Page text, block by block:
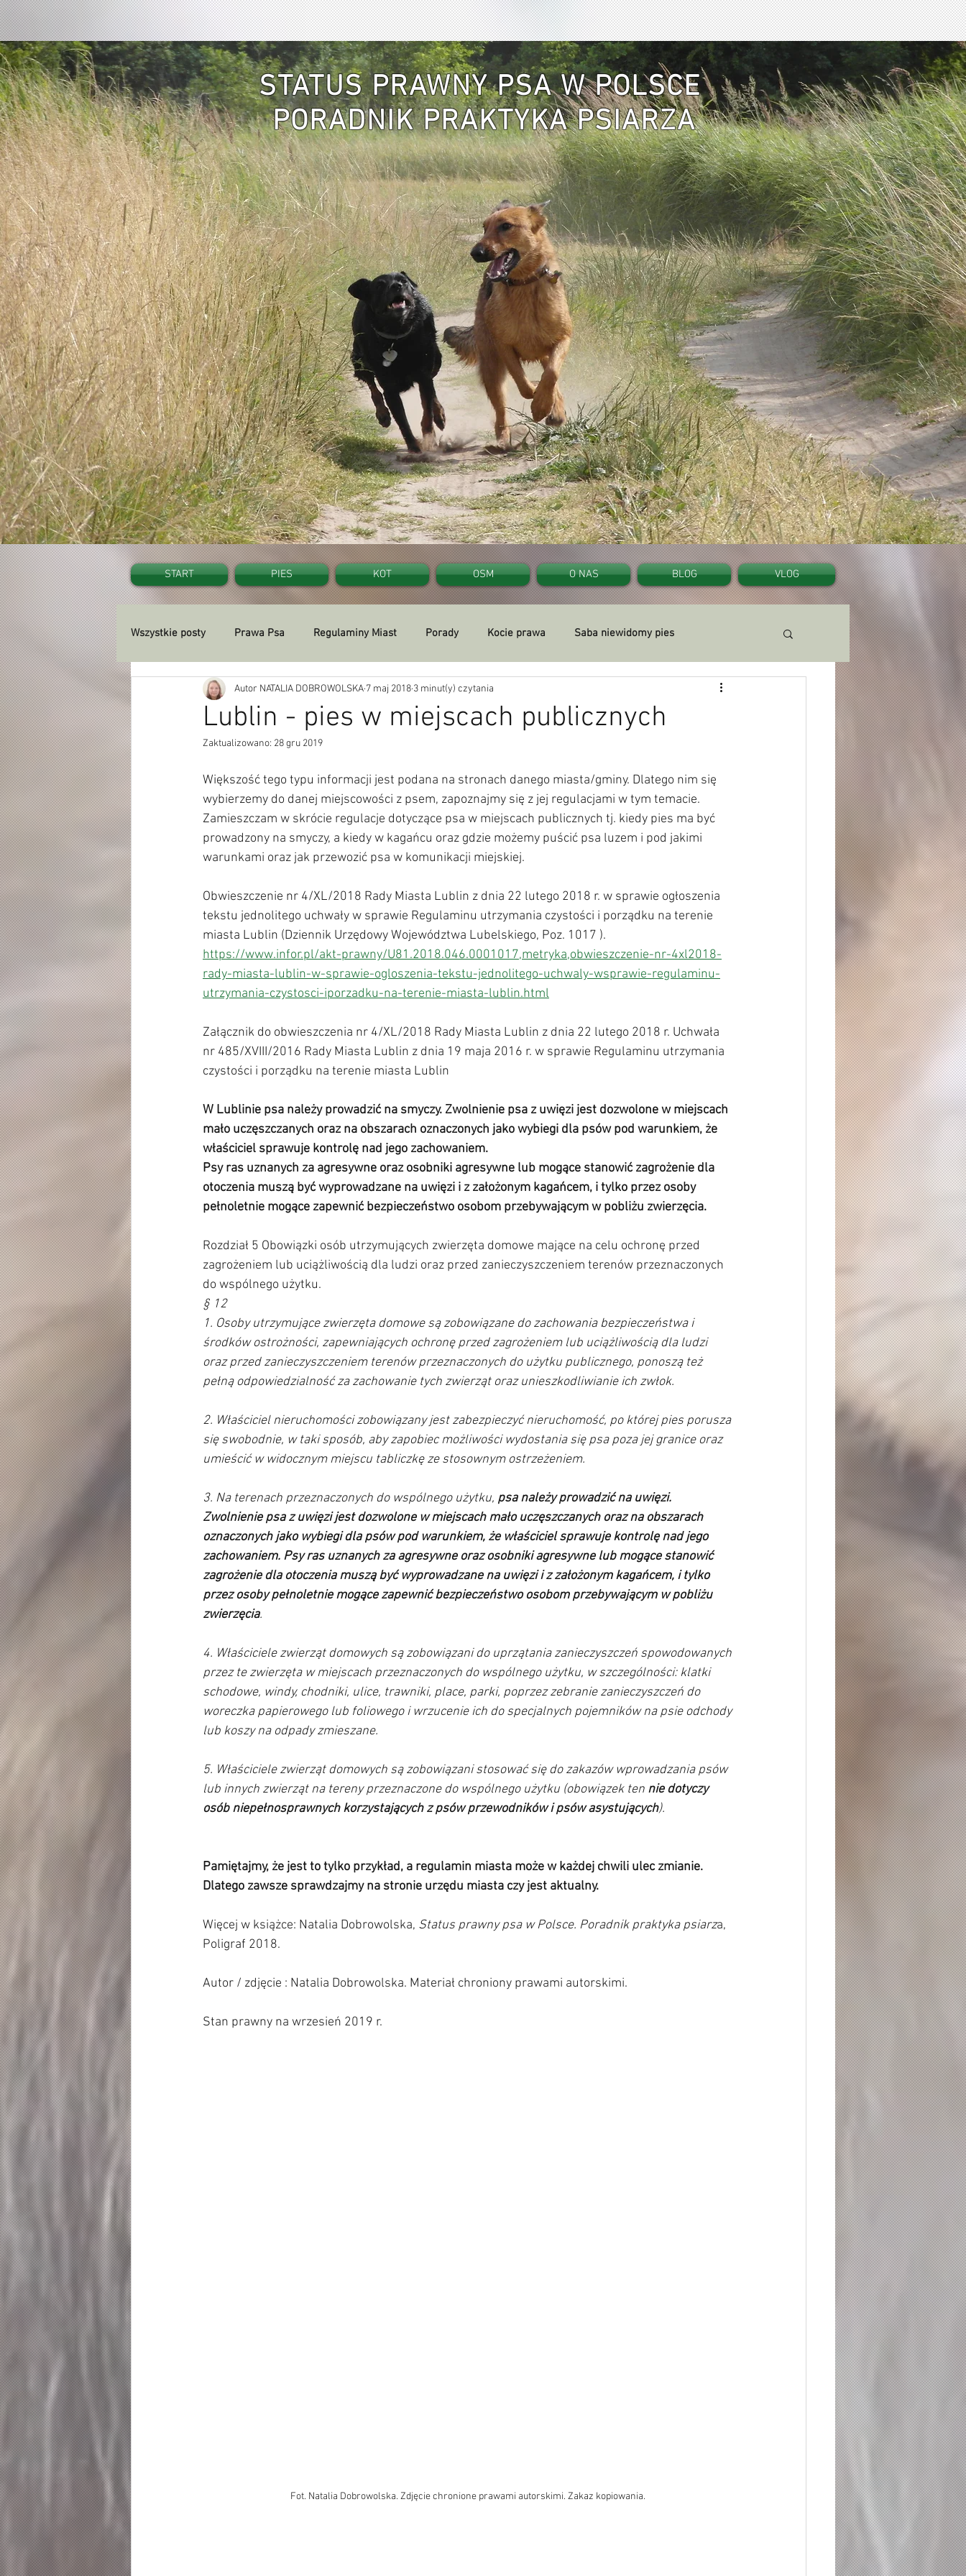
STATUS PRAWNY PSA W POLSCE
PORADNIK PRAKTYKA PSIARZA
START PIES KOT OSM O NAS BLOG VLOG
Wszystkie posty Prawa Psa Regulaminy Miast Porady Kocie prawa Saba niewidomy pies
Lublin - pies w miejscach publicznych
Autor NATALIA DOBROWOLSKA 7 maj 2018 3 minut(y) czytania
Zaktualizowano: 28 gru 2019
Większość tego typu informacji jest podana na stronach danego miasta/gminy. Dlatego nim się
wybierzemy do danej miejscowości z psem, zapoznajmy się z jej regulacjami w tym temacie.
Zamieszczam w skrócie regulacje dotyczące psa w miejscach publicznych tj. kiedy pies ma być
prowadzony na smyczy, a kiedy w kagańcu oraz gdzie możemy puścić psa luzem i pod jakimi
warunkami oraz jak przewozić psa w komunikacji miejskiej.
Obwieszczenie nr 4/XL/2018 Rady Miasta Lublin z dnia 22 lutego 2018 r. w sprawie ogłoszenia
tekstu jednolitego uchwały w sprawie Regulaminu utrzymania czystości i porządku na terenie
miasta Lublin (Dziennik Urzędowy Województwa Lubelskiego, Poz. 1017 ).
https://www.infor.pl/akt-prawny/U81.2018.046.0001017,metryka,obwieszczenie-nr-4xl2018-
rady-miasta-lublin-w-sprawie-ogloszenia-tekstu-jednolitego-uchwaly-wsprawie-regulaminu-
utrzymania-czystosci-iporzadku-na-terenie-miasta-lublin.html
Załącznik do obwieszczenia nr 4/XL/2018 Rady Miasta Lublin z dnia 22 lutego 2018 r. Uchwała
nr 485/XVIII/2016 Rady Miasta Lublin z dnia 19 maja 2016 r. w sprawie Regulaminu utrzymania
czystości i porządku na terenie miasta Lublin
W Lublinie psa należy prowadzić na smyczy. Zwolnienie psa z uwięzi jest dozwolone w miejscach
mało uczęszczanych oraz na obszarach oznaczonych jako wybiegi dla psów pod warunkiem, że
właściciel sprawuje kontrolę nad jego zachowaniem.
Psy ras uznanych za agresywne oraz osobniki agresywne lub mogące stanowić zagrożenie dla
otoczenia muszą być wyprowadzane na uwięzi i z założonym kagańcem, i tylko przez osoby
pełnoletnie mogące zapewnić bezpieczeństwo osobom przebywającym w pobliżu zwierzęcia.
Rozdział 5 Obowiązki osób utrzymujących zwierzęta domowe mające na celu ochronę przed
zagrożeniem lub uciążliwością dla ludzi oraz przed zanieczyszczeniem terenów przeznaczonych
do wspólnego użytku.
§ 12
1. Osoby utrzymujące zwierzęta domowe są zobowiązane do zachowania bezpieczeństwa i
środków ostrożności, zapewniających ochronę przed zagrożeniem lub uciążliwością dla ludzi
oraz przed zanieczyszczeniem terenów przeznaczonych do użytku publicznego, ponoszą też
pełną odpowiedzialność za zachowanie tych zwierząt oraz unieszkodliwianie ich zwłok.
2. Właściciel nieruchomości zobowiązany jest zabezpieczyć nieruchomość, po której pies porusza
się swobodnie, w taki sposób, aby zapobiec możliwości wydostania się psa poza jej granice oraz
umieścić w widocznym miejscu tabliczkę ze stosownym ostrzeżeniem.
3. Na terenach przeznaczonych do wspólnego użytku, psa należy prowadzić na uwięzi.
Zwolnienie psa z uwięzi jest dozwolone w miejscach mało uczęszczanych oraz na obszarach
oznaczonych jako wybiegi dla psów pod warunkiem, że właściciel sprawuje kontrolę nad jego
zachowaniem. Psy ras uznanych za agresywne oraz osobniki agresywne lub mogące stanowić
zagrożenie dla otoczenia muszą być wyprowadzane na uwięzi i z założonym kagańcem, i tylko
przez osoby pełnoletnie mogące zapewnić bezpieczeństwo osobom przebywającym w pobliżu
zwierzęcia.
4. Właściciele zwierząt domowych są zobowiązani do uprzątania zanieczyszczeń spowodowanych
przez te zwierzęta w miejscach przeznaczonych do wspólnego użytku, w szczególności: klatki
schodowe, windy, chodniki, ulice, trawniki, place, parki, poprzez zebranie zanieczyszczeń do
woreczka papierowego lub foliowego i wrzucenie ich do specjalnych pojemników na psie odchody
lub koszy na odpady zmieszane.
5. Właściciele zwierząt domowych są zobowiązani stosować się do zakazów wprowadzania psów
lub innych zwierząt na tereny przeznaczone do wspólnego użytku (obowiązek ten nie dotyczy
osób niepełnosprawnych korzystających z psów przewodników i psów asystujących).
Pamiętajmy, że jest to tylko przykład, a regulamin miasta może w każdej chwili ulec zmianie.
Dlatego zawsze sprawdzajmy na stronie urzędu miasta czy jest aktualny.
Więcej w książce: Natalia Dobrowolska, Status prawny psa w Polsce. Poradnik praktyka psiarza,
Poligraf 2018.
Autor / zdjęcie : Natalia Dobrowolska. Materiał chroniony prawami autorskimi.
Stan prawny na wrzesień 2019 r.
Fot. Natalia Dobrowolska. Zdjęcie chronione prawami autorskimi. Zakaz kopiowania.